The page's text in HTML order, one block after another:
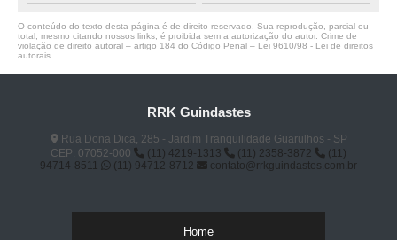
O conteúdo do texto desta página é de direito reservado. Sua reprodução, parcial ou
total, mesmo citando nossos links, é proibida sem a autorização do autor. Crime de
violação de direito autoral – artigo 184 do Código Penal – Lei 9610/98 - Lei de direitos
autorais.
RRK Guindastes
Rua Dona Dica, 285 - Jardim Tranqüilidade Guarulhos - SP
CEP: 07052-000
(11) 4219-1313 (11) 2358-3872
(11)
94714-8511
(11) 94712-8712 contato@rrkguindastes.com.br
Home